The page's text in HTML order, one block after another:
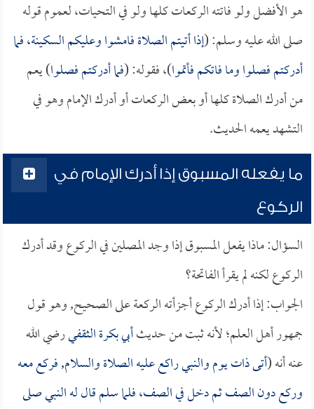
هو الأفضل ولو فاتته الركعات كلها ولو في التحيات، لعموم قوله
صلى الله عليه وسلم: (إذا أتيتم الصلاة فامشوا وعليكم السكينة، فما
أدركتم فصلوا وما فاتكم فأتموا)، فقوله: (فما أدركتم فصلوا) يعم
من أدرك الصلاة كلها أو بعض الركعات أو أدرك الإمام وهو في
التشهد يعمه الحديث.
ما يفعله المسبوق إذا أدرك الإمام في
الركوع
السؤال: ماذا يفعل المسبوق إذا وجد المصلين في الركوع وقد أدرك
الركوع لكنه لم يقرأ الفاتحة؟
الجواب: إذا أدرك الركوع أجزأته الركعة على الصحيح, وهو قول
جمهور أهل العلم؛ لأنه ثبت من حديثأبي بكرة الثقفيرضي الله
عنه أنه (أتى ذات يوم والنبي راكع عليه الصلاة والسلام, فركع معه
وركع دون الصف ثم دخل في الصف، فلما سلم قال له النبي صلى